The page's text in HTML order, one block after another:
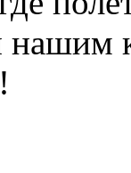
нашим